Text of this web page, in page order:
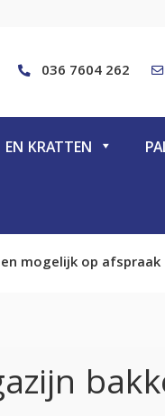
036 7604 262
KRATTEN
mogelijk op afspraak